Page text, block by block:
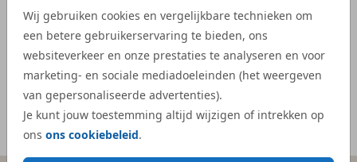
Wij gebruiken cookies en vergelijkbare technieken om
een betere gebruikerservaring te bieden, ons
websiteverkeer en onze prestaties te analyseren en voor
marketing- en sociale mediadoeleinden (het weergeven
van gepersonaliseerde advertenties).
Je kunt jouw toestemming altijd wijzigen of intrekken op
ons ons cookiebeleid.
-